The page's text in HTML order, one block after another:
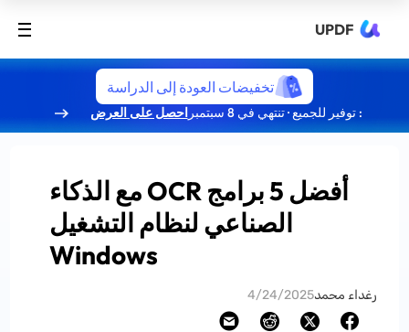
UPDF
تخفيضات العودة إلى الدراسة
: توفير للجميع · تنتهي في 8 سبتمبر احصل على العرض
أفضل 5 برامج OCR مع الذكاء
الصناعي لنظام التشغيل
Windows
رغداء محمد4/24/2025